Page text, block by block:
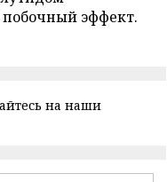
эффект.
на наши